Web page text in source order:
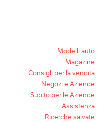
Modelli auto
Magazine
Consigli per la vendita
Negozi e Aziende
Subito per le Aziende
Assistenza
Ricerche salvate